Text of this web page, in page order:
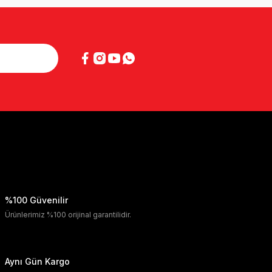
%100 Güvenilir
Ürünlerimiz %100 orijinal garantilidir.
Aynı Gün Kargo